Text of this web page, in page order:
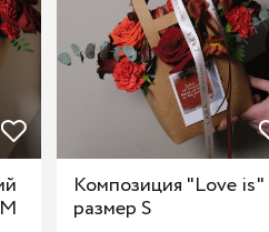
Композиция "Love is"
размер S